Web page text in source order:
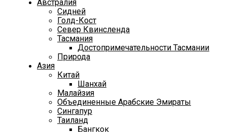
Австралия
Сидней
Голд-Кост
Север Квинсленда
Тасмания
Достопримечательности Тасмании
Природа
Азия
Китай
Шанхай
Малайзия
Объединенные Арабские Эмираты
Сингапур
Таиланд
Бангкок